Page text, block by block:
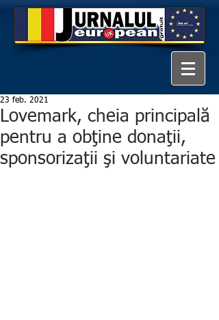
Lovemark, cheia principală
pentru a obţine donaţii,
sponsorizaţii şi voluntariate
23 feb. 2021